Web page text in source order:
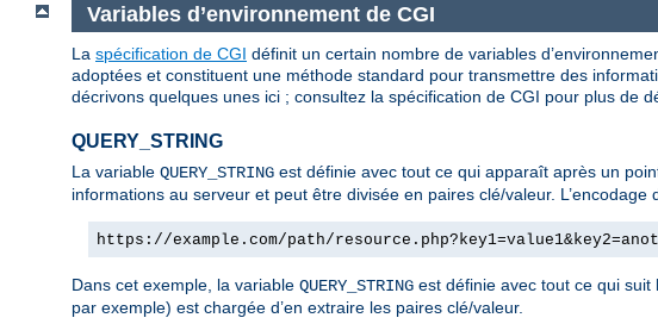
Variables d’environnement de CGI
La spécification de CGI définit un certain nombre de variables
adoptées et constituent une méthode standard pour transmettre des
décrivons quelques unes ici ; consultez la spécification de CGI pour plus de
QUERY_STRING
La variable QUERY_STRING est définie avec tout ce qui apparaît après un
informations au serveur et peut être divisée en paires clé/valeur. L’encodage
https://example.com/path/
Dans cet exemple, la variable QUERY_STRING est définie avec tout ce qui suit
par exemple) est chargée d’en extraire les paires clé/valeur.